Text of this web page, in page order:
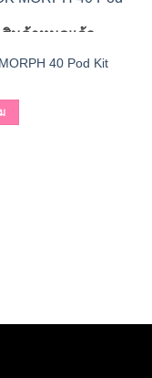
สินค้าหมดแล้ว
40 Pod Kit